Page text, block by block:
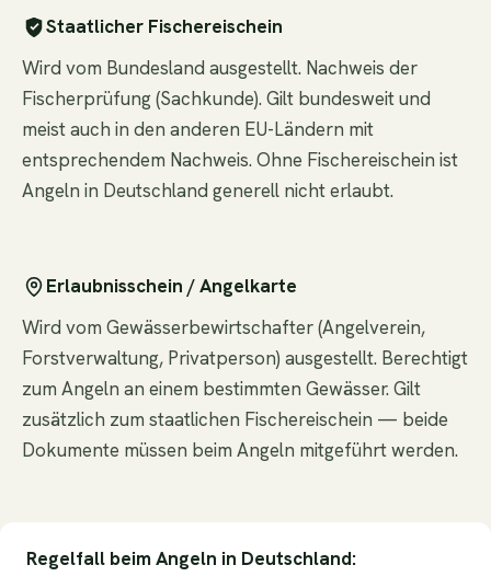
Staatlicher Fischereischein
Wird vom Bundesland ausgestellt. Nachweis der
Fischerprüfung (Sachkunde). Gilt bundesweit und
meist auch in den anderen EU-Ländern mit
entsprechendem Nachweis. Ohne Fischereischein ist
Angeln in Deutschland generell nicht erlaubt.
Erlaubnisschein / Angelkarte
Wird vom Gewässerbewirtschafter (Angelverein,
Forstverwaltung, Privatperson) ausgestellt. Berechtigt
zum Angeln an einem bestimmten Gewässer. Gilt
zusätzlich zum staatlichen Fischereischein — beide
Dokumente müssen beim Angeln mitgeführt werden.
Regelfall beim Angeln in Deutschland: